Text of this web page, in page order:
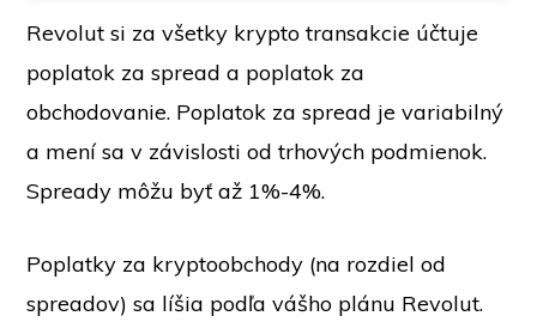
Revolut si za všetky krypto transakcie účtuje
poplatok za spread a poplatok za
obchodovanie. Poplatok za spread je variabilný
a mení sa v závislosti od trhových podmienok.
Spready môžu byť až 1%-4%.
Poplatky za kryptoobchody (na rozdiel od
spreadov) sa líšia podľa vášho plánu Revolut.